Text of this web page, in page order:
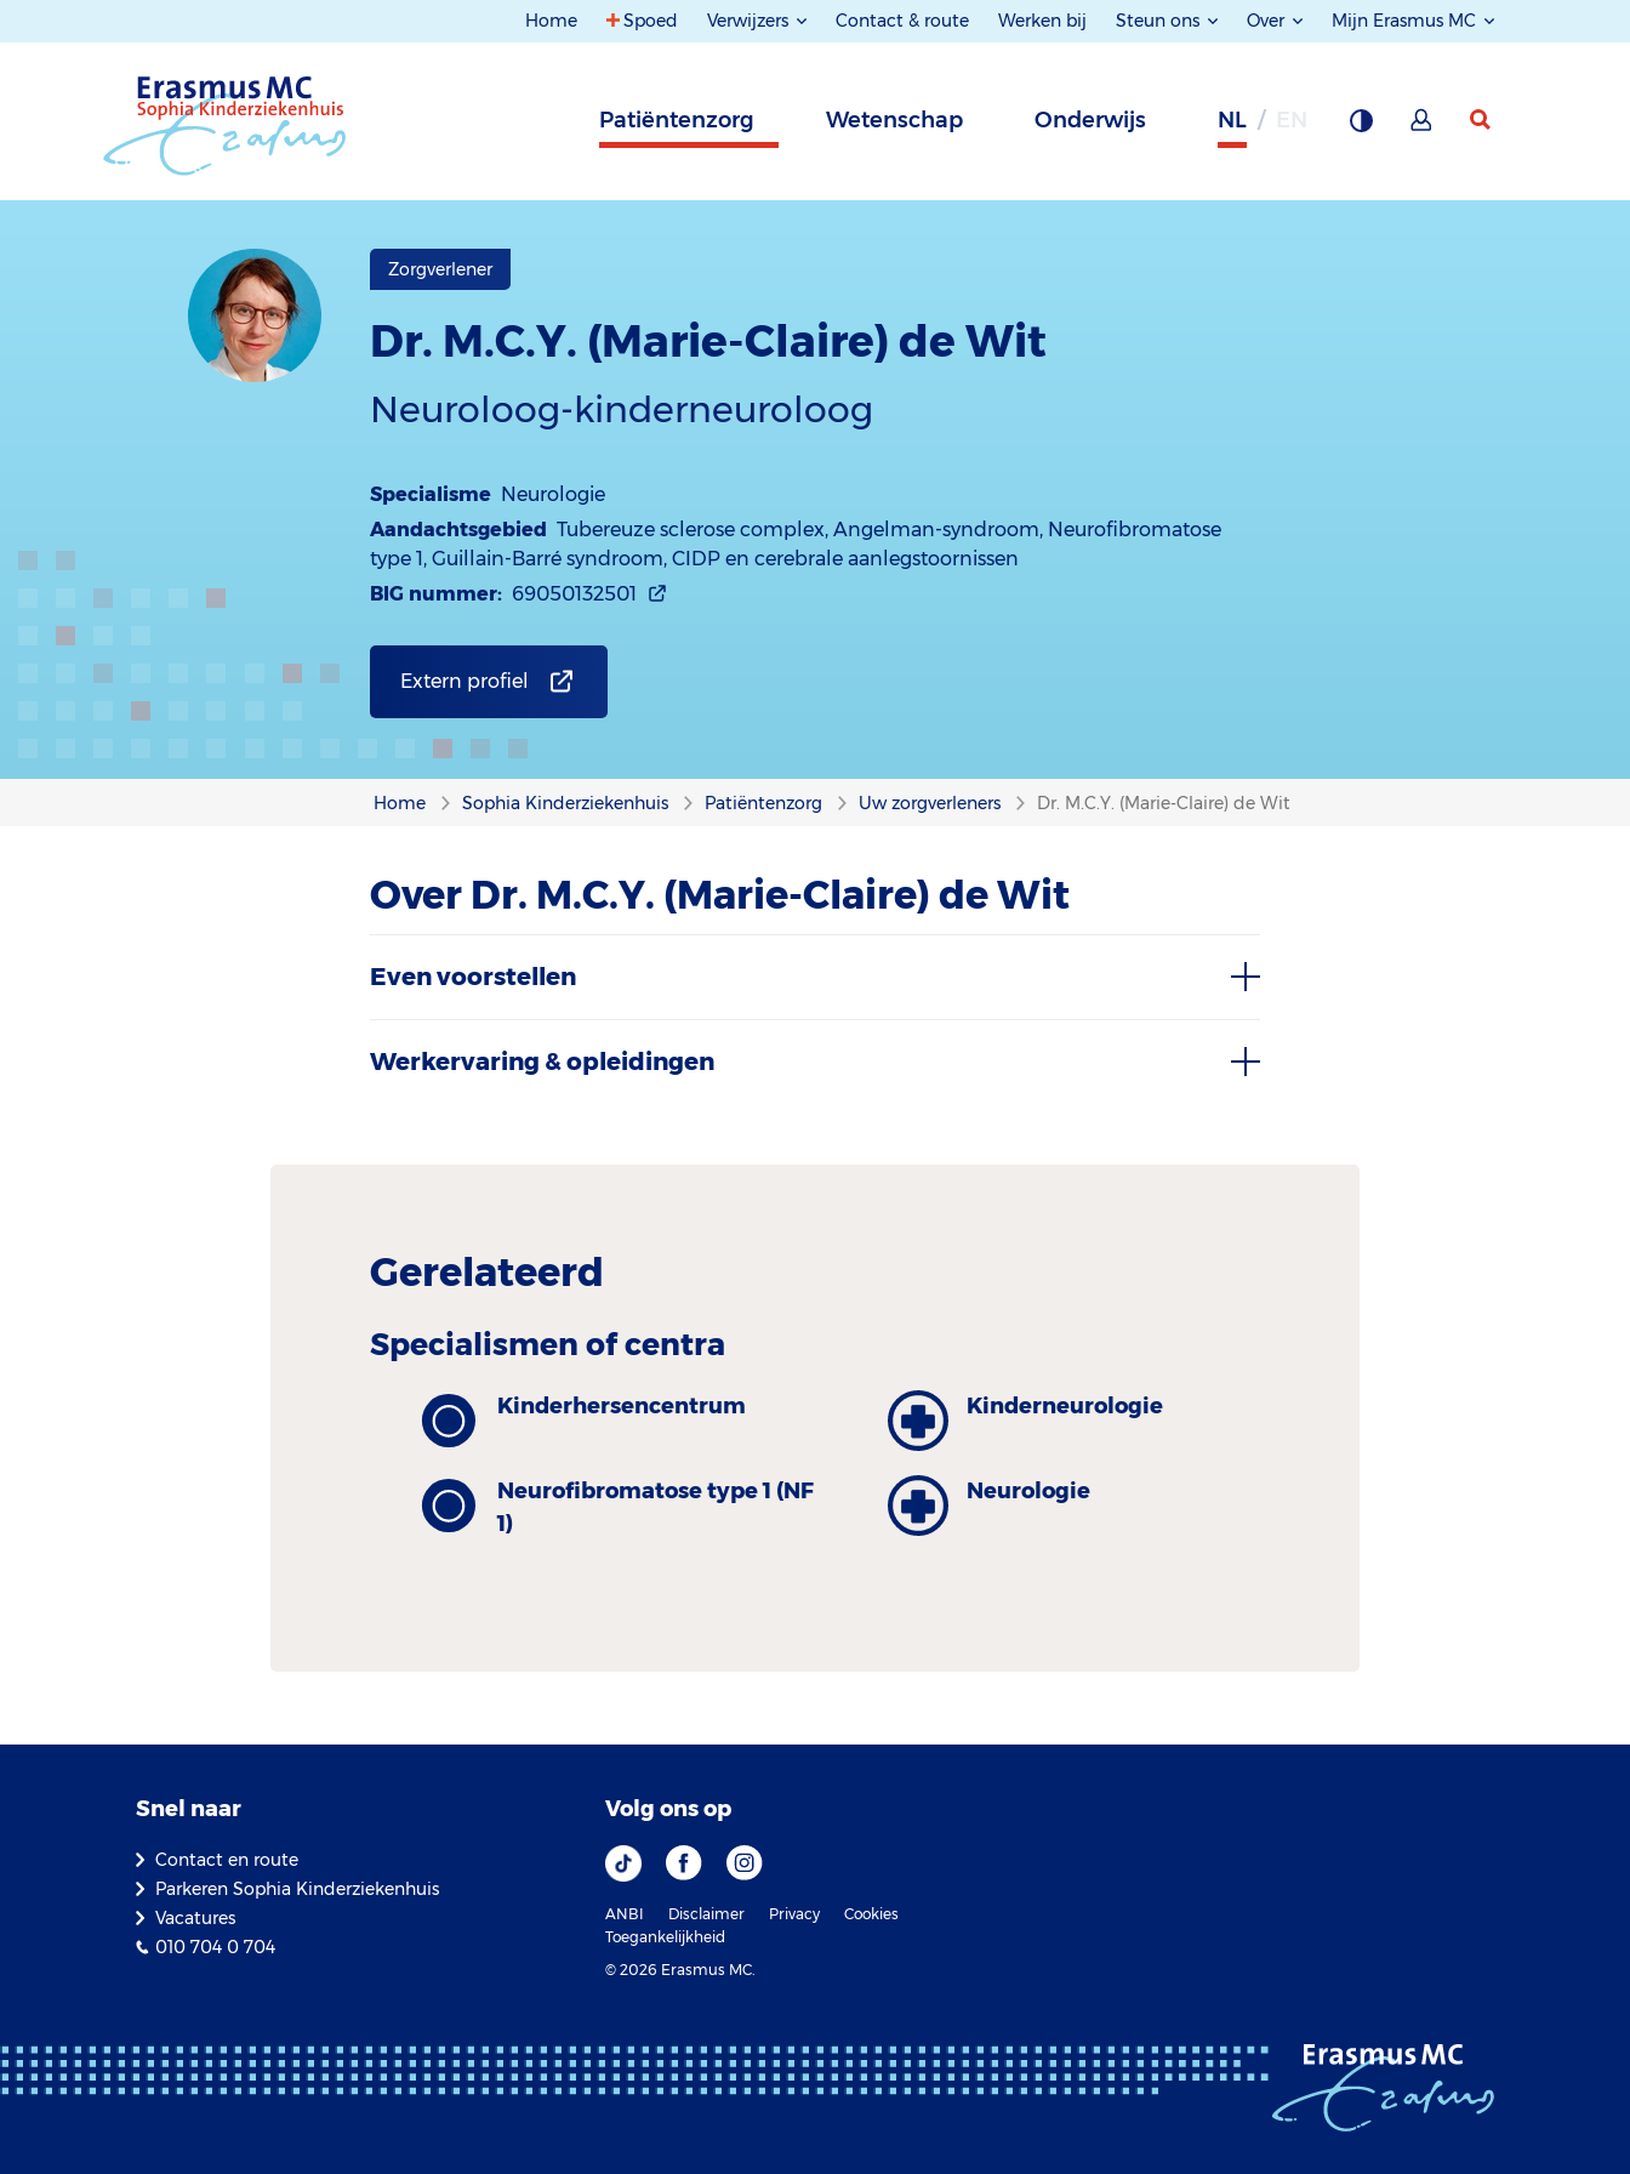
Home Spoed Verwijzers Contact & route Werken bij Steun ons Over Mijn Erasmus MC
Patiëntenzorg Wetenschap Onderwijs NL
Zorgverlener
Dr. M.C.Y. (Marie-Claire) de Wit
Neuroloog-kinderneuroloog
Specialisme Neurologie
Aandachtsgebied Tubereuze sclerose complex, Angelman-syndroom, Neurofibromatose
type 1, Guillain-Barré syndroom, CIDP en cerebrale aanlegstoornissen
BIG nummer: 69050132501
Extern profiel
Home Sophia Kinderziekenhuis Patiëntenzorg Uw zorgverleners Dr. M.C.Y. (Marie-Claire) de Wit
Over Dr. M.C.Y. (Marie-Claire) de Wit
Even voorstellen
Werkervaring & opleidingen
Gerelateerd
Specialismen of centra
Kinderhersencentrum Kinderneurologie
Neurofibromatose type 1 (NF
1)
Neurologie
Snel naar
Contact en route
Parkeren Sophia Kinderziekenhuis
Vacatures
010 704 0 704
Volg ons op
ANBI Disclaimer Privacy
Cookies
Toegankelijkheid
© 2026 Erasmus MC.